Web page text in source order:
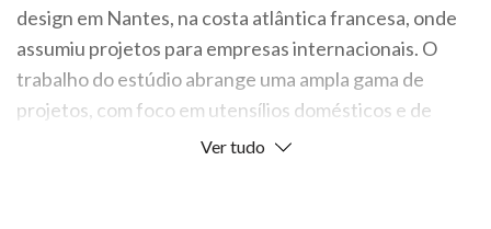
design em Nantes, na costa atlântica francesa, onde
assumiu projetos para empresas internacionais. O
trabalho do estúdio abrange uma ampla gama de
projetos, com foco em utensílios domésticos e de
Ver tudo